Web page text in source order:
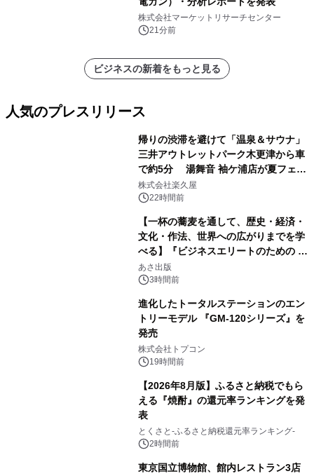
株式会社マーケットリサーチセンター
21分前
ビジネスの新着をもっと見る
人気のプレスリリース
帰りの渋滞を避けて「温泉＆サウナ」
三井アウトレットパーク木更津から車
で約5分 湯舞音 袖ケ浦店が夏フェア
メニューを提供
株式会社楽久屋
22時間前
【一杯の蕎麦を通して、歴史・経済・
文化・作法、世界への広がりまでを学
べる】『ビジネスエリートのための 教
養としての蕎麦』2026年8月25日
（火）発売
あさ出版
3時間前
進化したトータルステーションのエン
トリーモデル 『GM-120シリーズ』を
発売
株式会社トプコン
19時間前
【2026年8月版】ふるさと納税でもら
える『焼酎』の還元率ランキングを発
表
とくさと-ふるさと納税還元率ランキング-
2時間前
東京国立博物館、館内レストラン3店